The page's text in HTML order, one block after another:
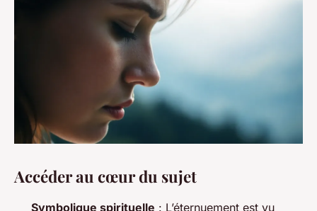
Accéder au cœur du sujet
Symbolique spirituelle : L’éternuement est vu